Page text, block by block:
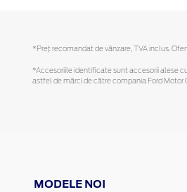
*Preţ recomandat de vânzare, TVA inclus.
*Accesoriile identificate sunt accesorii alese
astfel de mărci de către compania Ford Motor
MODELE NOI